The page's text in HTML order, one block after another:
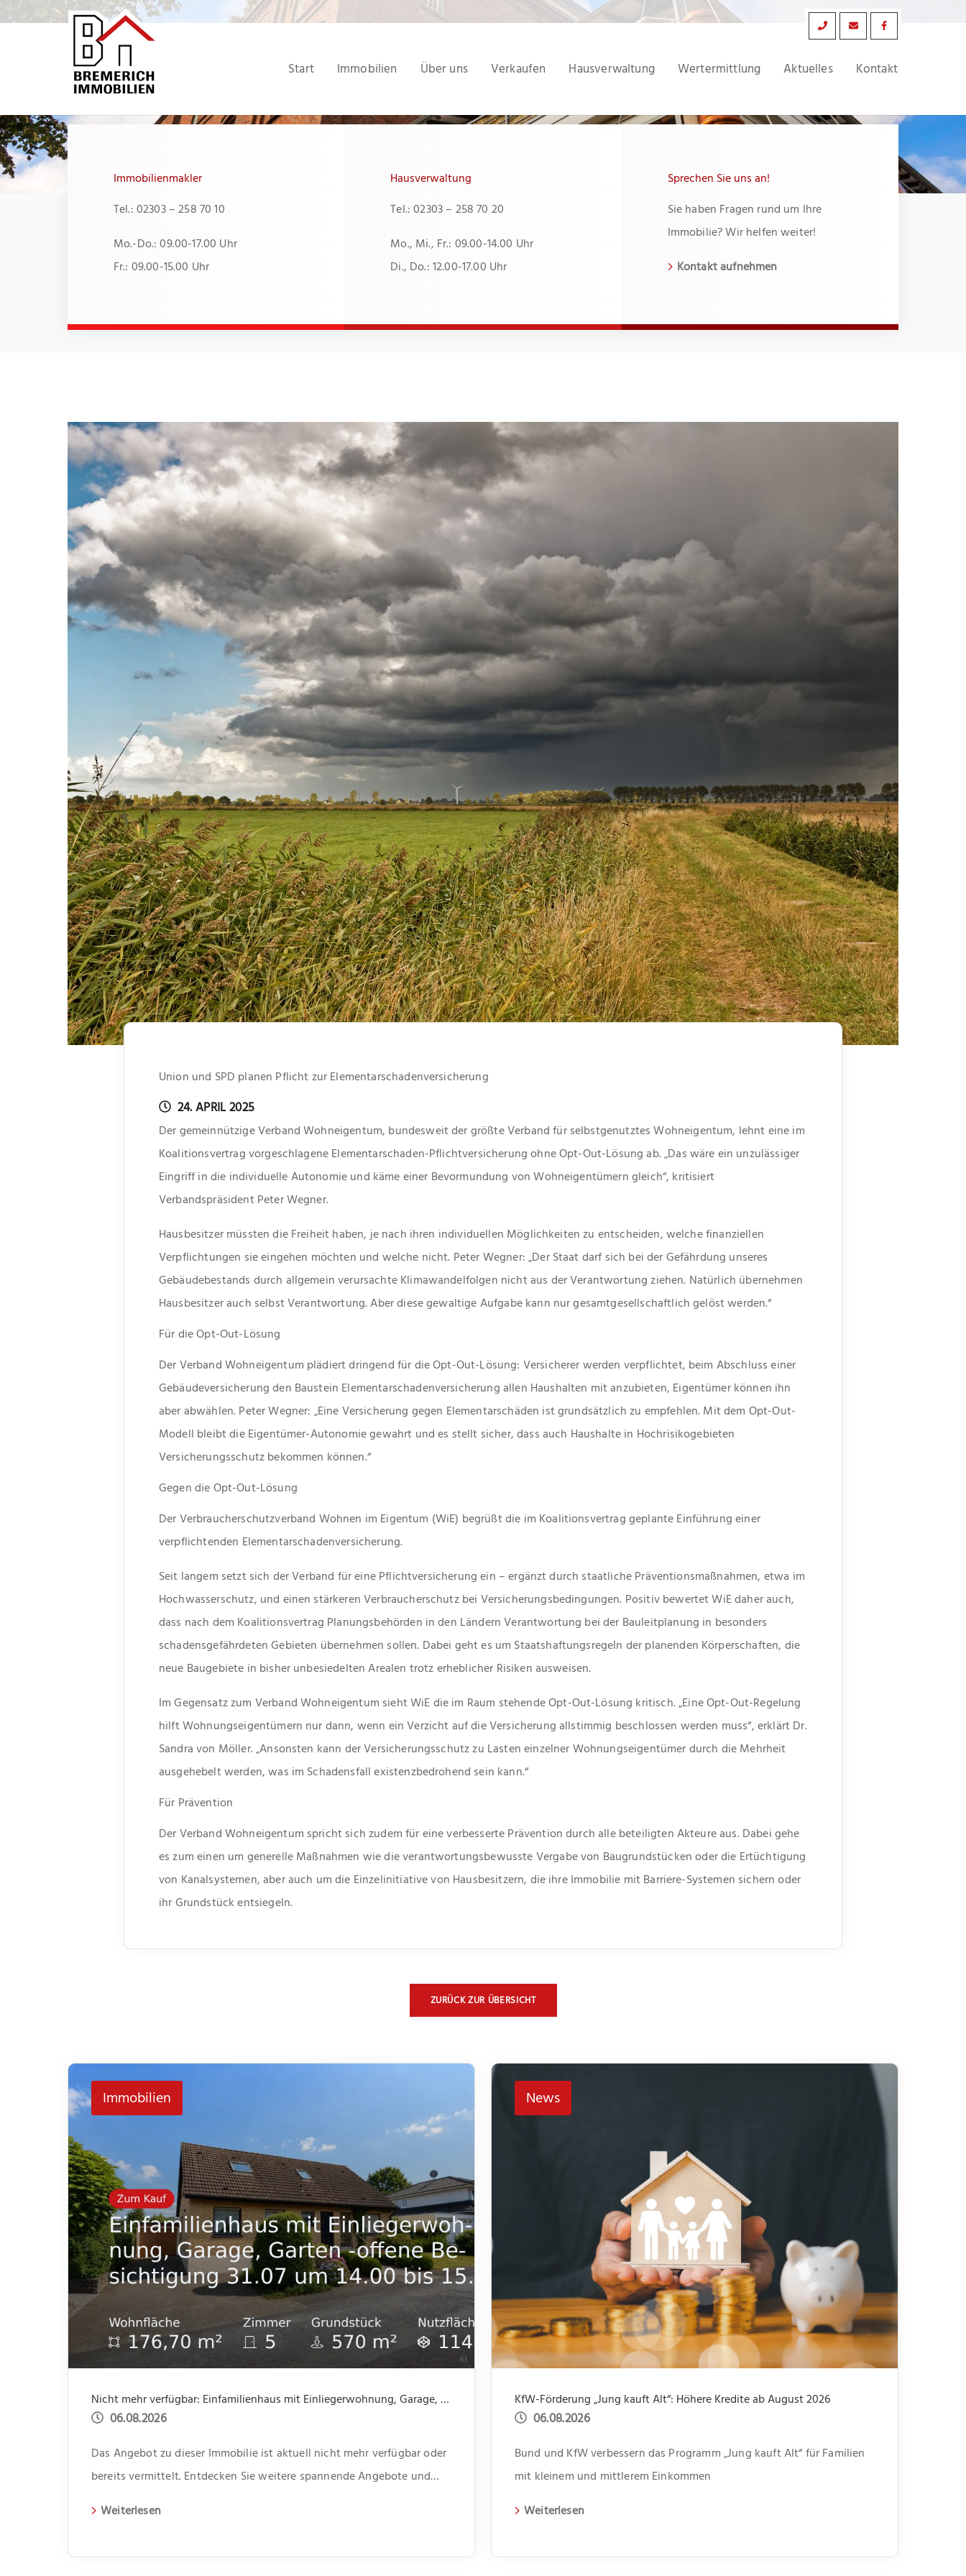
Zum
Start Immobilien Über uns Verkaufen Hausverwaltung Wertermittlung Aktuelles Kontakt
Immobilienmakler
Tel.: 02303 – 258 70 10
Mo.-Do.: 09.00-17.00 Uhr
Fr.: 09.00-15.00 Uhr
Hausverwaltung
Tel.: 02303 – 258 70 20
Mo., Mi., Fr.: 09.00-14.00 Uhr
Di., Do.: 12.00-17.00 Uhr
Sprechen Sie uns an!
Sie haben Fragen rund um Ihre
Immobilie? Wir helfen weiter!
Kontakt aufnehmen
Union und SPD planen Pflicht zur Elementarschadenversicherung
24. APRIL 2025
Der gemeinnützige Verband Wohneigentum, bundesweit der größte Verband für selbstgenutztes Wohneigentum, lehnt eine im
Koalitionsvertrag vorgeschlagene Elementarschaden-Pflichtversicherung ohne Opt-Out-Lösung ab. „Das wäre ein unzulässiger
Eingriff in die individuelle Autonomie und käme einer Bevormundung von Wohneigentümern gleich“, kritisiert
Verbandspräsident Peter Wegner.
Hausbesitzer müssten die Freiheit haben, je nach ihren individuellen Möglichkeiten zu entscheiden, welche finanziellen
Verpflichtungen sie eingehen möchten und welche nicht. Peter Wegner: „Der Staat darf sich bei der Gefährdung unseres
Gebäudebestands durch allgemein verursachte Klimawandelfolgen nicht aus der Verantwortung ziehen. Natürlich übernehmen
Hausbesitzer auch selbst Verantwortung. Aber diese gewaltige Aufgabe kann nur gesamtgesellschaftlich gelöst werden.“
Für die Opt-Out-Lösung
Der Verband Wohneigentum plädiert dringend für die Opt-Out-Lösung: Versicherer werden verpflichtet, beim Abschluss einer
Gebäudeversicherung den Baustein Elementarschadenversicherung allen Haushalten mit anzubieten, Eigentümer können ihn
aber abwählen. Peter Wegner: „Eine Versicherung gegen Elementarschäden ist grundsätzlich zu empfehlen. Mit dem Opt-Out-
Modell bleibt die Eigentümer-Autonomie gewahrt und es stellt sicher, dass auch Haushalte in Hochrisikogebieten
Versicherungsschutz bekommen können.“
Gegen die Opt-Out-Lösung
Der Verbraucherschutzverband Wohnen im Eigentum (WiE) begrüßt die im Koalitionsvertrag geplante Einführung einer
verpflichtenden Elementarschadenversicherung.
Seit langem setzt sich der Verband für eine Pflichtversicherung ein – ergänzt durch staatliche Präventionsmaßnahmen, etwa im
Hochwasserschutz, und einen stärkeren Verbraucherschutz bei Versicherungsbedingungen. Positiv bewertet WiE daher auch,
dass nach dem Koalitionsvertrag Planungsbehörden in den Ländern Verantwortung bei der Bauleitplanung in besonders
schadensgefährdeten Gebieten übernehmen sollen. Dabei geht es um Staatshaftungsregeln der planenden Körperschaften, die
neue Baugebiete in bisher unbesiedelten Arealen trotz erheblicher Risiken ausweisen.
Im Gegensatz zum Verband Wohneigentum sieht WiE die im Raum stehende Opt-Out-Lösung kritisch. „Eine Opt-Out-Regelung
hilft Wohnungseigentümern nur dann, wenn ein Verzicht auf die Versicherung allstimmig beschlossen werden muss“, erklärt Dr.
Sandra von Möller. „Ansonsten kann der Versicherungsschutz zu Lasten einzelner Wohnungseigentümer durch die Mehrheit
ausgehebelt werden, was im Schadensfall existenzbedrohend sein kann.“
Für Prävention
Der Verband Wohneigentum spricht sich zudem für eine verbesserte Prävention durch alle beteiligten Akteure aus. Dabei gehe
es zum einen um generelle Maßnahmen wie die verantwortungsbewusste Vergabe von Baugrundstücken oder die Ertüchtigung
von Kanalsystemen, aber auch um die Einzelinitiative von Hausbesitzern, die ihre Immobilie mit Barriere-Systemen sichern oder
ihr Grundstück entsiegeln.
ZURÜCK ZUR ÜBERSICHT
Immobilien
Nicht mehr verfügbar: Einfamilienhaus mit Einliegerwohnung, Garage, Garten -offene Besichtigung 31.07 um 14.00 bis 15.30
06.08.2026
Das Angebot zu dieser Immobilie ist aktuell nicht mehr verfügbar oder
bereits vermittelt. Entdecken Sie weitere spannende Angebote und
Weiterlesen
News
KfW-Förderung „Jung kauft Alt“: Höhere Kredite ab August 2026
06.08.2026
Bund und KfW verbessern das Programm „Jung kauft Alt“ für Familien
mit kleinem und mittlerem Einkommen
Weiterlesen